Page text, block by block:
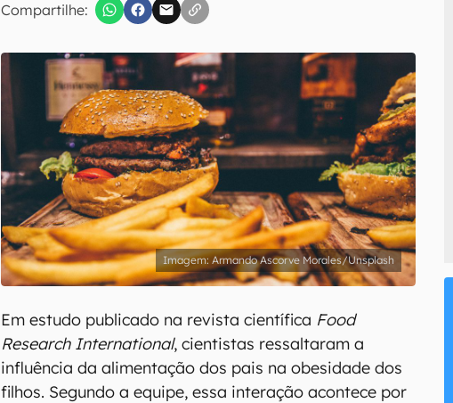
Compartilhe:
Confirmo que li, aceito e concordo com os Termos de Uso e Política de
Armando Ascorve Morales/Unsplash
Em estudo publicado na revista científica Food
Research International, cientistas ressaltaram a
influência da alimentação dos pais na obesidade dos
filhos. Segundo a equipe, essa interação acontece por